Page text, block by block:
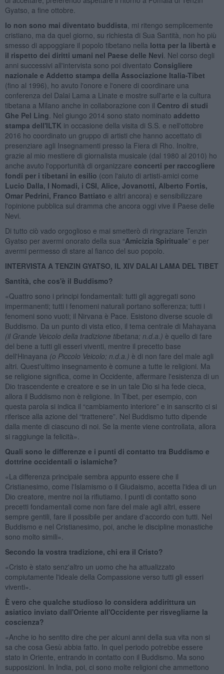
Gyatso, a fine ottobre.
Io non sono mai diventato buddista , mi ritengo semplicemente
cristiano, ma da quel giorno, su richiesta di Sua Santità, non ho più
smesso di appoggiare il popolo tibetano nella lotta per la libertà e
il rispetto dei diritti umani nel Paese delle Nevi . Nel corso degli
anni successivi all'intervista sono poi diventato Consigliere
nazionale e Addetto stampa della Associazione Italia-Tibet
(fino al 1996), ho avuto l'onore e l'onere di coordinare una
conferenza del Dalai Lama a Linate e mostre sull'arte e la cultura
tibetana a Milano anche in collaborazione con il Centro di studi
Ghe Pel Ling . Nel giungo 2014 sono stato nominato addetto
stampa dell'ILTK in occasione della visita di S.S. e nell'ottobre
2016 ho coordinato un gruppo di artisti che hanno accettato di
presenziare agli Insegnamenti presso la Fiera di Rho. Inoltre,
grazie al mio mestiere di giornalista musicale (dal 1980 al 2010) ho
anche avuto l'opportunità di organizzare concerti per raccogliere
fondi per i tibetani in esilio (con l'aiuto di artisti-amici come
Lucio Dalla, I Nomadi, i CSI, Alice, Jovanotti, Alberto Fortis,
Omar Pedrini, Franco Battiato e altri ancora) e sensibilizzare
l'opinione pubblica sul dramma che ancora oggi vive il Paese delle
Nevi.
Di tutto ciò vado orgoglioso e mai smetterò di ringraziare Tenzin
Gyatso per avermi onorato della sua “Amicizia Spirituale” e per
avermi permesso di stare al fianco del suo popolo.
INTERVISTA A TENZIN GYATSO, IL XIV DALAI LAMA DEL TIBET
Santità, che cos'è il Buddismo?
«Quattro sono i principi fondamentali: tutti gli aggregati sono
impermanenti; tutti i fenomeni naturali portano sofferenza; tutti i
fenomeni sono vuoti; il Nirvana è Pace. Esistono diverse scuole di
Buddismo. Da un punto di vista etico, il tema centrale di Mahayana
(il Grande Veicolo della tradizione tibetana; n.d.a.) è quello di fare
del bene a tutti gli esseri viventi, mentre il precetto base
dell'Hinayana (o Piccolo Veicolo; n.d.a.) è di non fare del male agli
altri. Quest'ultimo insegnamento è comune a tutte le religioni. Ma
se religione significa, come in Occidente, affermare l'esistenza di un
Dio trascendente e creatore e se in un tale Dio si ha fede cieca,
allora il Buddismo non è religione. In Tibet, per esempio, con
questa parola si indica il “cambiamento interiore” e in sanscrito ci si
riferisce alla azione del “trattenere”. Nel Buddismo tutto dipende
dalla mente di ciascuno di noi. Se la mente viene controllata, allora
si raggiunge la felicità».
Quali sono le differenze e i punti di contatto tra Buddismo e
dottrine occidentali o islamiche?
«La differenza principale sembra appunto essere che il
Cristianesimo, come l'Islamismo o il Giudaismo, accetta l'idea di un
Dio creatore, mentre noi la rifiutiamo. I punti di contatto sono
precetti fondamentali come non fare del male agli altri, essere
sempre gentili, fare il possibile per andare d'accordo con tutti. Nel
Buddismo e nel Cristianesimo, poi, anche le discipline monastiche
sono molto simili».
Secondo la vostra tradizione, chi era il Cristo?
«Cristo è stato senz'altro un uomo che ha attualizzato
compiutamente l'ideale della Compassione verso tutti gli esseri
viventi».
È vero che qualche studioso lo considera addirittura un
asiatico inviato dall'Oriente all'Occidente per risvegliarne la
coscienza?
«Anche io ho sentito dire che per alcuni anni della sua vita non si
sa che cosa Gesù abbia fatto. In quel periodo potrebbe essere
stato in Oriente, entrando in contatto con il Buddismo. Ma sono
supposizioni. In India, poi, ci sono molte religioni che ammettono